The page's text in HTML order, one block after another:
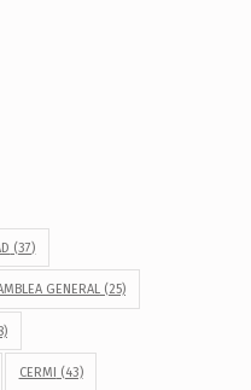
(37)
GENERAL(25)
CERMI (43)